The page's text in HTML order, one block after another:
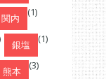
関内 (1)
銀塩 (1)
熊本 (3)